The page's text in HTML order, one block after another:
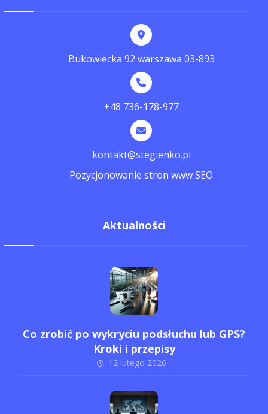
Bukowiecka 92 warszawa 03-893
+48 736-178-977
kontakt@stegienko.pl
Pozycjonowanie stron www SEO
Aktualności
Co zrobić po wykryciu podsłuchu lub GPS?
Kroki i przepisy
12 lutego 2026